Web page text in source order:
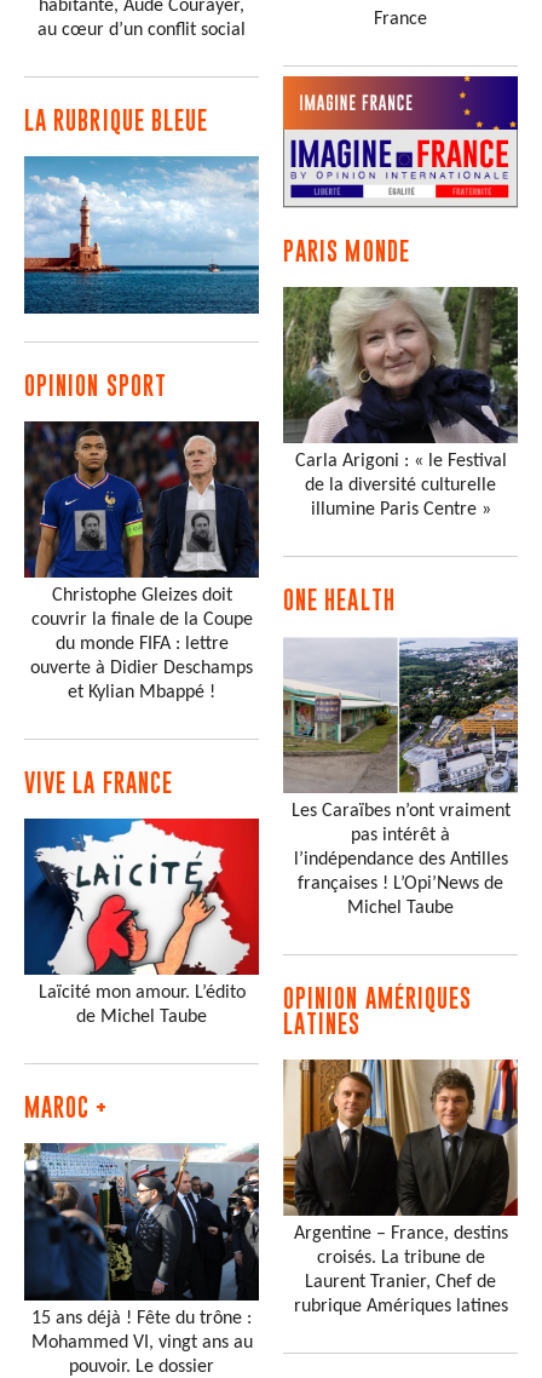
habitante, Aude Courayer,
au cœur d’un conflit social
LA RUBRIQUE BLEUE
OPINION SPORT
Christophe Gleizes doit
couvrir la finale de la Coupe
du monde FIFA : lettre
ouverte à Didier Deschamps
et Kylian Mbappé !
VIVE LA FRANCE
Laïcité mon amour. L’édito
de Michel Taube
MAROC +
15 ans déjà ! Fête du trône :
Mohammed VI, vingt ans au
pouvoir. Le dossier
France
PARIS MONDE
Carla Arigoni : « le Festival
de la diversité culturelle
illumine Paris Centre »
ONE HEALTH
Les Caraïbes n’ont vraiment
pas intérêt à
l’indépendance des Antilles
françaises ! L’Opi’News de
Michel Taube
OPINION AMÉRIQUES
LATINES
Argentine – France, destins
croisés. La tribune de
Laurent Tranier, Chef de
rubrique Amériques latines